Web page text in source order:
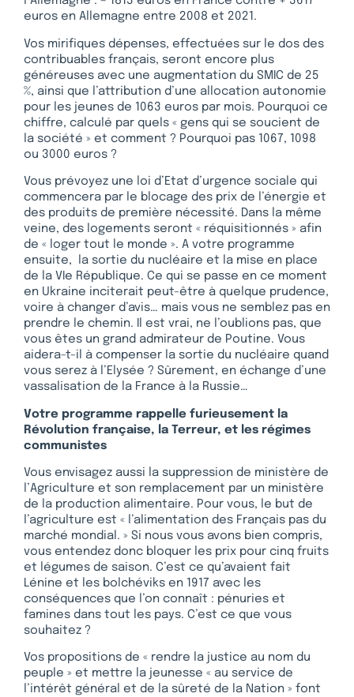
euros en Allemagne entre 2008 et 2021.
Vos mirifiques dépenses, effectuées sur le dos des
contribuables français, seront encore plus
généreuses avec une augmentation du SMIC de 25
%, ainsi que l’attribution d’une allocation autonomie
pour les jeunes de 1063 euros par mois. Pourquoi ce
chiffre, calculé par quels « gens qui se soucient de
la société » et comment ? Pourquoi pas 1067, 1098
ou 3000 euros ?
Vous prévoyez une loi d’Etat d’urgence sociale qui
commencera par le blocage des prix de l’énergie et
des produits de première nécessité. Dans la même
veine, des logements seront « réquisitionnés » afin
de « loger tout le monde ». A votre programme
ensuite, la sortie du nucléaire et la mise en place
de la VIe République. Ce qui se passe en ce moment
en Ukraine inciterait peut-être à quelque prudence,
voire à changer d’avis… mais vous ne semblez pas en
prendre le chemin. Il est vrai, ne l’oublions pas, que
vous êtes un grand admirateur de Poutine. Vous
aidera-t-il à compenser la sortie du nucléaire quand
vous serez à l’Elysée ? Sûrement, en échange d’une
vassalisation de la France à la Russie…
Votre programme rappelle furieusement la
Révolution française, la Terreur, et les régimes
communistes
Vous envisagez aussi la suppression de ministère de
l’Agriculture et son remplacement par un ministère
de la production alimentaire. Pour vous, le but de
l’agriculture est « l’alimentation des Français pas du
marché mondial. » Si nous vous avons bien compris,
vous entendez donc bloquer les prix pour cinq fruits
et légumes de saison. C’est ce qu’avaient fait
Lénine et les bolchéviks en 1917 avec les
conséquences que l’on connaît : pénuries et
famines dans tout les pays. C’est ce que vous
souhaitez ?
Vos propositions de « rendre la justice au nom du
peuple » et mettre la jeunesse « au service de
l’intérêt général et de la sûreté de la Nation » font